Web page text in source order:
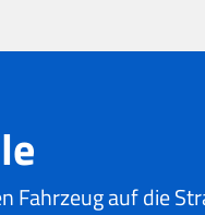
Fahrzeug auf die